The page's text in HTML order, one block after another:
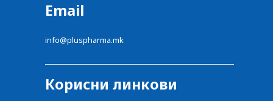
Email
info@pluspharma.mk
Корисни линкови